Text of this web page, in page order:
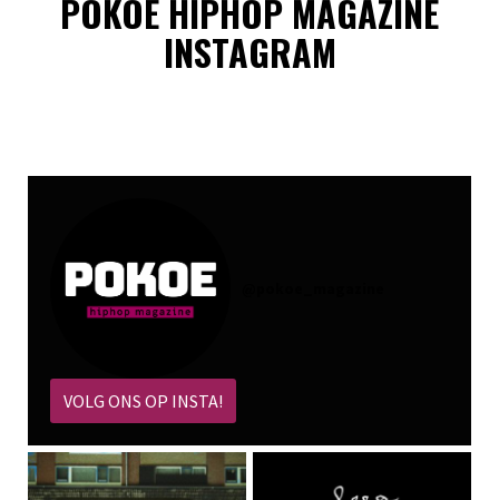
POKOE HIPHOP MAGAZINE
INSTAGRAM
VOLG ONS OP INSTA!